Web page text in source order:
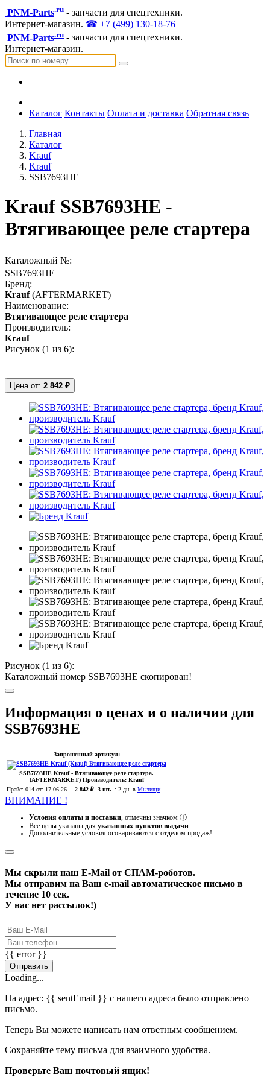
PNM-Parts.ru - запчасти для спецтехники.
Интернет-магазин. ☎ +7 (499) 130-18-76
PNM-Parts.ru - запчасти для спецтехники.
Интернет-магазин.
Каталог Контакты Оплата и доставка Обратная связь
Главная
Каталог
Krauf
Krauf
SSB7693HE
Krauf SSB7693HE -
Втягивающее реле стартера
Каталожный №:
SSB7693HE
Бренд:
Krauf (AFTERMARKET)
Наименование:
Втягивающее реле стартера
Производитель:
Krauf
Рисунок (1 из 6):
Цена от: 2 842 ₽
Рисунок (1 из 6):
Каталожный номер SSB7693HE скопирован!
Информация о ценах и о наличии для
SSB7693HE
Запрошенный артикул:
SSB7693HE Krauf- Втягивающее реле стартера.
(AFTERMARKET)Производитель: Krauf
Прайс: 014 от: 17.06.26 2 842 ₽ 3 шт. : 2 дн. в Мытищи
ВНИМАНИЕ !
Условия оплаты и поставки , отмечны значком ⓘ
Все цены указаны для указанных пунктов выдачи
Дополнительные условия оговариваются с отделом продаж!
Мы скрыли наш E-Mail от СПАМ-роботов.
Мы отправим на Ваш e-mail автоматическое письмо в
течение 10 сек.
У нас нет рассылок!)
{{ error }}
Отправить
Loading...
На адрес: {{ sentEmail }} с нашего адреса было отправлено
письмо.
Теперь Вы можете написать нам ответным сообщением.
Сохраняйте тему письма для взаимного удобства.
Проверьте Ваш почтовый ящик!